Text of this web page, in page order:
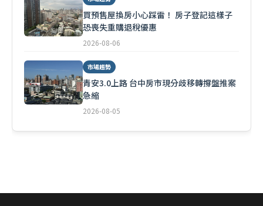
買預售屋換房小心踩雷！ 房子登記這樣子
恐喪失重購退稅優惠
2026-08-06
市場趨勢
青安3.0上路 台中房市現分歧移轉撐盤推案
急縮
2026-08-05